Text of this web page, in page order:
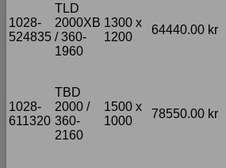
1028-
524835
TLD
2000XB
/ 360-
1960
1300 x
1200
64440.00 kr
1028-
611320
TBD
2000 /
360-
2160
1500 x
1000
78550.00 kr